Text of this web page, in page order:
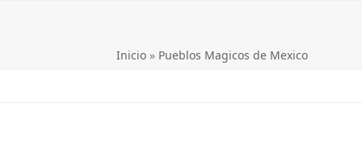
Inicio» Pueblos Magicos de Mexico